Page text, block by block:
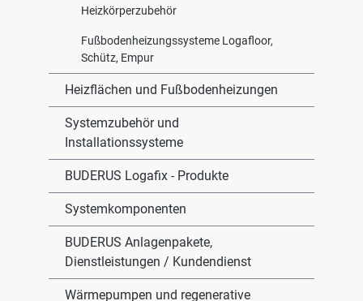
Heizkörperzubehör
Fußbodenheizungssysteme Logafloor,
Schütz, Empur
Heizflächen und Fußbodenheizungen
Systemzubehör und
Installationssysteme
BUDERUS Logafix - Produkte
Systemkomponenten
BUDERUS Anlagenpakete,
Dienstleistungen / Kundendienst
Wärmepumpen und regenerative